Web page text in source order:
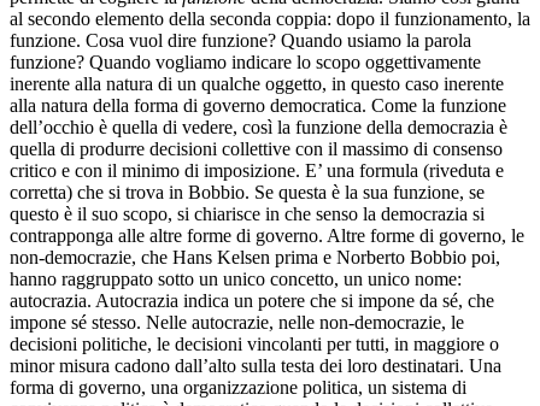
al secondo elemento della seconda coppia: dopo il funzionamento, la
funzione. Cosa vuol dire funzione? Quando usiamo la parola
funzione? Quando vogliamo indicare lo scopo oggettivamente
inerente alla natura di un qualche oggetto, in questo caso inerente
alla natura della forma di governo democratica. Come la funzione
dell’occhio è quella di vedere, così la funzione della democrazia è
quella di produrre decisioni collettive con il massimo di consenso
critico e con il minimo di imposizione. E’ una formula (riveduta e
corretta) che si trova in Bobbio. Se questa è la sua funzione, se
questo è il suo scopo, si chiarisce in che senso la democrazia si
contrapponga alle altre forme di governo. Altre forme di governo, le
non-democrazie, che Hans Kelsen prima e Norberto Bobbio poi,
hanno raggruppato sotto un unico concetto, un unico nome:
autocrazia. Autocrazia indica un potere che si impone da sé, che
impone sé stesso. Nelle autocrazie, nelle non-democrazie, le
decisioni politiche, le decisioni vincolanti per tutti, in maggiore o
minor misura cadono dall’alto sulla testa dei loro destinatari. Una
forma di governo, una organizzazione politica, un sistema di